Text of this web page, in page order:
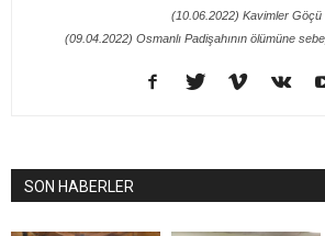
(10.06.2022) Kavimler Göçü
(09.04.2022) Osmanlı Padişahının ölümüne
SON HABERLER